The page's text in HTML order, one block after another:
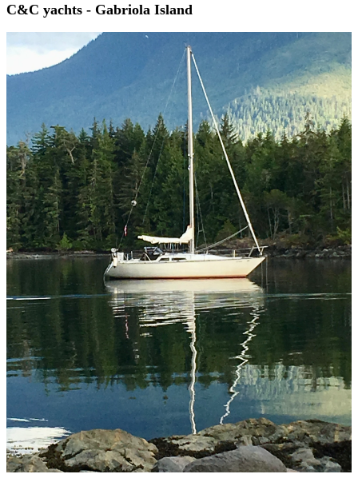
C&C yachts - Gabriola Island